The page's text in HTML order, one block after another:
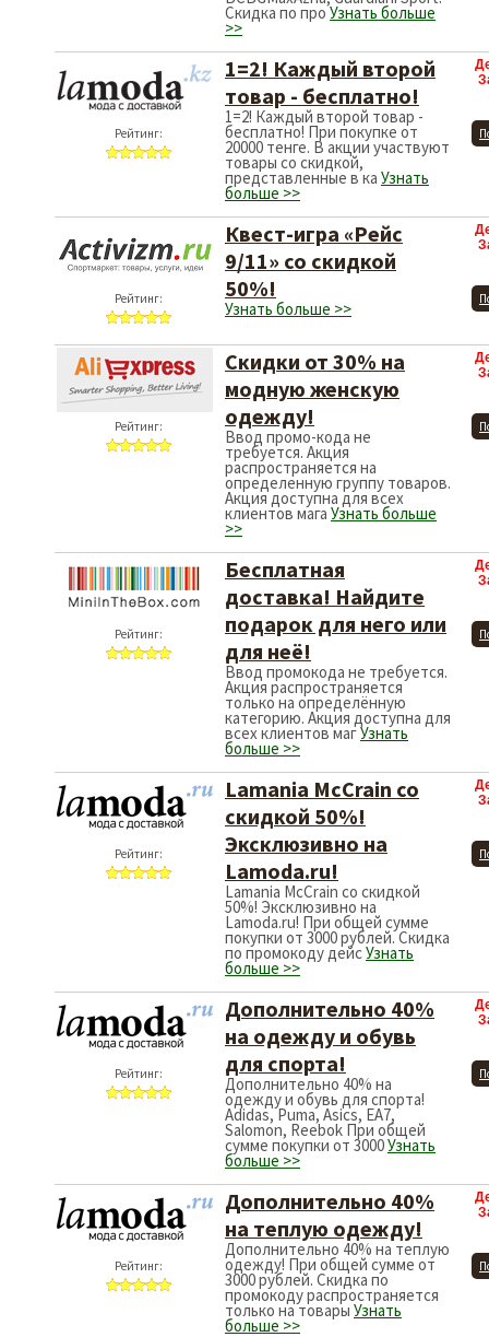
Скидка по проУзнать больше
>>
Рейтинг:
1=2! Каждый второй
товар - бесплатно!
1=2! Каждый второй товар -
бесплатно! При покупке от
20000 тенге. В акции участвуют
товары со скидкой,
представленные в ка Узнать
больше >>
Рейтинг:
Квест-игра «Рейс
9/11» со скидкой
50%!
Узнать больше >>
Рейтинг:
Скидки от 30% на
модную женскую
одежду!
Ввод промо-кода не
требуется. Акция
распространяется на
определенную группу товаров.
Акция доступна для всех
клиентов мага Узнать больше
>>
Рейтинг:
Бесплатная
доставка! Найдите
подарок для него или
для неё!
Ввод промокода не требуется.
Акция распространяется
только на определённую
категорию. Акция доступна для
всех клиентов магУзнать
больше >>
Рейтинг:
Lamania McCrain со
скидкой 50%!
Эксклюзивно на
Lamoda.ru!
Lamania McCrain со скидкой
50%! Эксклюзивно на
Lamoda.ru! При общей сумме
покупки от 3000 рублей. Скидка
по промокоду дейсУзнать
больше >>
Рейтинг:
Дополнительно 40%
на одежду и обувь
для спорта!
Дополнительно 40% на
одежду и обувь для спорта!
Adidas, Puma, Asics, EA7,
Salomon, Reebok При общей
сумме покупки от 3000Узнать
больше >>
Рейтинг:
Дополнительно 40%
на теплую одежду!
Дополнительно 40% на теплую
одежду! При общей сумме от
3000 рублей. Скидка по
промокоду распространяется
только на товары Узнать
больше >>